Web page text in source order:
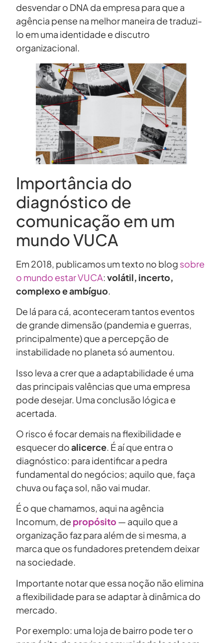
desvendar o DNA da empresa para que a
agência pense na melhor maneira de traduzi-
lo em uma identidade e discutro
organizacional.
Importância do
diagnóstico de
comunicação em um
mundo VUCA
Em 2018, publicamos um texto no blog sobre
o mundo estar VUCA:volátil, incerto,
complexo e ambíguo.
De lá para cá, aconteceram tantos eventos
de grande dimensão (pandemia e guerras,
principalmente) que a percepção de
instabilidade no planeta só aumentou.
Isso leva a crer que a adaptabilidade é uma
das principais valências que uma empresa
pode desejar. Uma conclusão lógica e
acertada.
O risco é focar demais na flexibilidade e
esquecer doalicerce. É aí que entra o
diagnóstico: para identificar a pedra
fundamental do negócios; aquilo que, faça
chuva ou faça sol, não vai mudar.
É o que chamamos, aqui na agência
Incomum, de propósito — aquilo que a
organização faz para além de si mesma, a
marca que os fundadores pretendem deixar
na sociedade.
Importante notar que essa noção não elimina
a flexibilidade para se adaptar à dinâmica do
mercado.
Por exemplo: uma loja de bairro pode ter o